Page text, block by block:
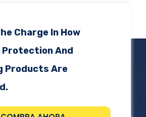
Charge In How
And
Products Are